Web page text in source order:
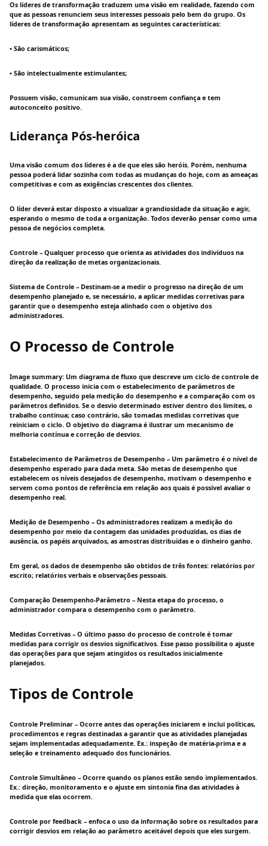
Os líderes de transformação traduzem uma visão em realidade, fazendo com
que as pessoas renunciem seus interesses pessoais pelo bem do grupo. Os
líderes de transformação apresentam as seguintes características:
• São carismáticos;
• São intelectualmente estimulantes;
Possuem visão, comunicam sua visão, constroem confiança e tem
autoconceito positivo.
Liderança Pós-heróica
Uma visão comum dos líderes é a de que eles são heróis. Porém, nenhuma
pessoa poderá lidar sozinha com todas as mudanças do hoje, com as ameaças
competitivas e com as exigências crescentes dos clientes.
O líder deverá estar disposto a visualizar a grandiosidade da situação e agir,
esperando o mesmo de toda a organização. Todos deverão pensar como uma
pessoa de negócios completa.
Controle – Qualquer processo que orienta as atividades dos indivíduos na
direção da realização de metas organizacionais.
Sistema de Controle – Destinam-se a medir o progresso na direção de um
desempenho planejado e, se necessário, a aplicar medidas corretivas para
garantir que o desempenho esteja alinhado com o objetivo dos
administradores.
O Processo de Controle
Image summary: Um diagrama de fluxo que descreve um ciclo de controle de
qualidade. O processo inicia com o estabelecimento de parâmetros de
desempenho, seguido pela medição do desempenho e a comparação com os
parâmetros definidos. Se o desvio determinado estiver dentro dos limites, o
trabalho continua; caso contrário, são tomadas medidas corretivas que
reiniciam o ciclo. O objetivo do diagrama é ilustrar um mecanismo de
melhoria contínua e correção de desvios.
Estabelecimento de Parâmetros de Desempenho – Um parâmetro é o nível de
desempenho esperado para dada meta. São metas de desempenho que
estabelecem os níveis desejados de desempenho, motivam o desempenho e
servem como pontos de referência em relação aos quais é possível avaliar o
desempenho real.
Medição de Desempenho – Os administradores realizam a medição do
desempenho por meio da contagem das unidades produzidas, os dias de
ausência, os papéis arquivados, as amostras distribuídas e o dinheiro ganho.
Em geral, os dados de desempenho são obtidos de três fontes: relatórios por
escrito; relatórios verbais e observações pessoais.
Comparação Desempenho-Parâmetro – Nesta etapa do processo, o
administrador compara o desempenho com o parâmetro.
Medidas Corretivas – O último passo do processo de controle é tomar
medidas para corrigir os desvios significativos. Esse passo possibilita o ajuste
das operações para que sejam atingidos os resultados inicialmente
planejados.
Tipos de Controle
Controle Preliminar – Ocorre antes das operações iniciarem e inclui políticas,
procedimentos e regras destinadas a garantir que as atividades planejadas
sejam implementadas adequadamente. Ex.: inspeção de matéria-prima e a
seleção e treinamento adequado dos funcionários.
Controle Simultâneo – Ocorre quando os planos estão sendo implementados.
Ex.: direção, monitoramento e o ajuste em sintonia fina das atividades à
medida que elas ocorrem.
Controle por feedback – enfoca o uso da informação sobre os resultados para
corrigir desvios em relação ao parâmetro aceitável depois que eles surgem.